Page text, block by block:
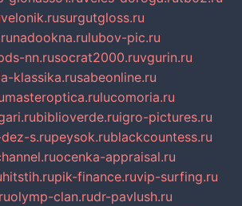
velonik.rusurgutgloss.ru
nadookna.rulubov-pic.ru
nn.rusocrat2000.ruvgurin.ru
klassika.rusabeonline.ru
masteroptica.rulucomoria.ru
biblioverde.ruigro-pictures.ru
s.rupeysok.rublackcountess.ru
ocenka-appraisal.ru
hitstih.rupik-finance.ruvip-surfing.ru
olymp-clan.rudr-pavlush.ru